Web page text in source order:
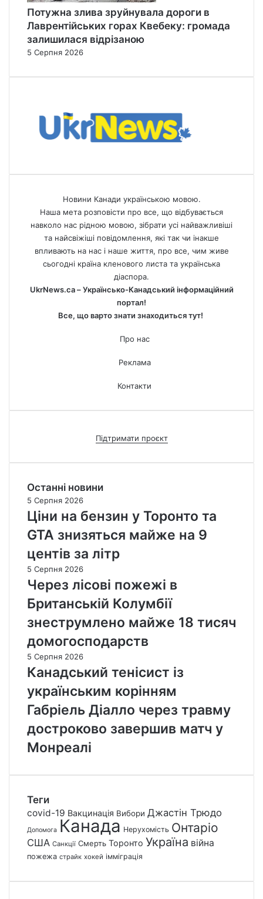
Потужна злива зруйнувала дороги в
Лаврентійських горах Квебеку: громада
залишилася відрізаною
5 Серпня 2026
Новини Канади українською мовою.
Наша мета розповісти про все, що відбувається
навколо нас рідною мовою, зібрати усі найважливіші
та найсвіжіші повідомлення, які так чи інакше
впливають на нас і наше життя, про все, чим живе
сьогодні країна кленового листа та українська
діаспора.
UkrNews.ca – Українсько-Канадський інформаційний
портал!
Все, що варто знати знаходиться тут!
Про нас
Реклама
Контакти
Підтримати проєкт
Останні новини
5 Серпня 2026
Ціни на бензин у Торонто та
GTA знизяться майже на 9
центів за літр
5 Серпня 2026
Через лісові пожежі в
Британській Колумбії
знеструмлено майже 18 тисяч
домогосподарств
5 Серпня 2026
Канадський тенісист із
українським корінням
Габріель Діалло через травму
достроково завершив матч у
Монреалі
Теги
covid-19 Вакцинація Вибори Джастін Трюдо
Допомога Канада Нерухомість Онтаріо
США Санкції Смерть Торонто Україна війна
пожежа страйк хокей імміграція